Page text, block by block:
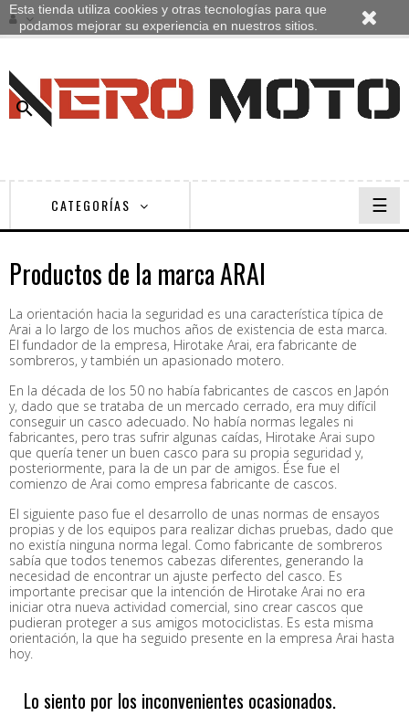

CATEGORÍAS
de
☰
Productos de la marca ARAI
La orientación hacia la seguridad es una característica típica de
Arai a lo largo de los muchos años de existencia de esta marca.
El fundador de la empresa, Hirotake Arai, era fabricante de
sombreros, y también un apasionado motero.
En la década de los 50 no había fabricantes de cascos en Japón
y, dado que se trataba de un mercado cerrado, era muy difícil
conseguir un casco adecuado. No había normas legales ni
fabricantes, pero tras sufrir algunas caídas, Hirotake Arai supo
que quería tener un buen casco para su propia seguridad y,
posteriormente, para la de un par de amigos. Ése fue el
comienzo de Arai como empresa fabricante de cascos.
El siguiente paso fue el desarrollo de unas normas de ensayos
propias y de los equipos para realizar dichas pruebas, dado que
no existía ninguna norma legal. Como fabricante de sombreros
sabía que todos tenemos cabezas diferentes, generando la
necesidad de encontrar un ajuste perfecto del casco. Es
importante precisar que la intención de Hirotake Arai no era
iniciar otra nueva actividad comercial, sino crear cascos que
pudieran proteger a sus amigos motociclistas. Es esta misma
orientación, la que ha seguido presente en la empresa Arai hasta
hoy.
Lo siento por los inconvenientes ocasionados.
Esta tienda utiliza cookies y otras tecnologías para que
podamos mejorar su experiencia en nuestros sitios.